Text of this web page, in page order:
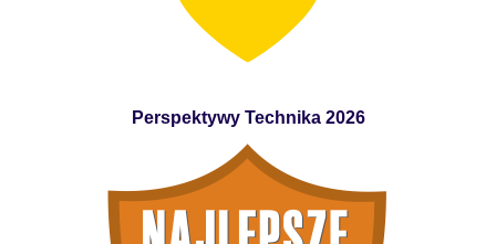
Perspektywy Technika 2026